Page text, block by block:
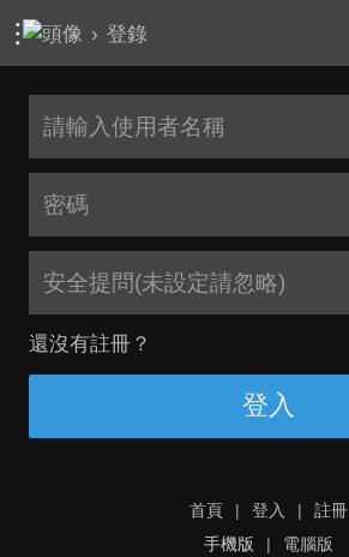
› 登錄
安全提問(未設定請忽略)
還沒有註冊？
登入
首頁 | 登入 |
註冊
手機版
| 電腦版